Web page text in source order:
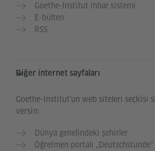
Goethe-Institut ihbar sistemi
E-bülten
RSS
Diğer internet sayfaları
Goethe-Institut‘un web siteleri seçkisi
versin:
Dünya genelindeki şehirler
Öğretmen portalı „Deutschstunde“